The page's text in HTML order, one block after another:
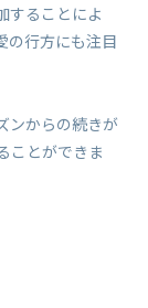
することによ
の行方にも注目
ンからの続きが
ことができま